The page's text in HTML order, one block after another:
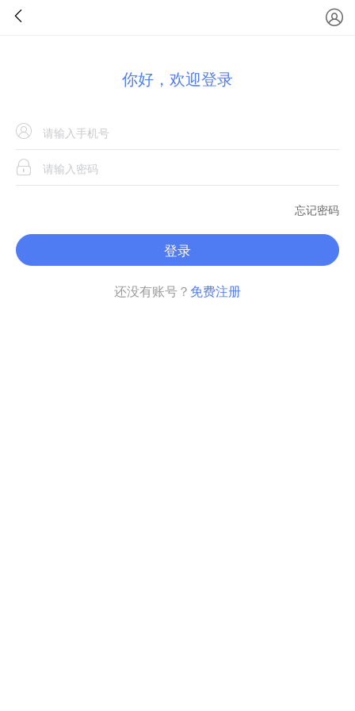
你好，欢迎登录
忘记密码
登录
还没有账号？ 免费注册